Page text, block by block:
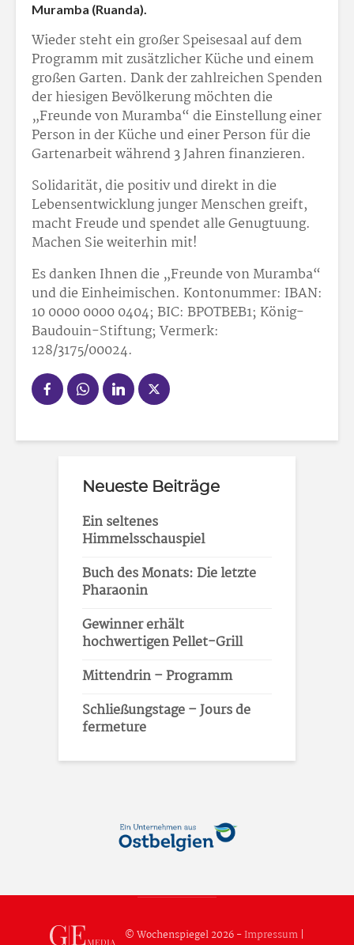
Muramba (Ruanda).
Wieder steht ein großer Speisesaal auf dem
Programm mit zusätzlicher Küche und einem
großen Garten. Dank der zahlreichen Spenden
der hiesigen Bevölkerung möchten die
„Freunde von Muramba“ die Einstellung einer
Person in der Küche und einer Person für die
Gartenarbeit während 3 Jahren finanzieren.
Solidarität, die positiv und direkt in die
Lebensentwicklung junger Menschen greift,
macht Freude und spendet alle Genugtuung.
Machen Sie weiterhin mit!
Es danken Ihnen die „Freunde von Muramba“
und die Einheimischen. Kontonummer: IBAN:
10 0000 0000 0404; BIC: BPOTBEB1; König-
Baudouin-Stiftung; Vermerk:
128/3175/00024.
Neueste Beiträge
Ein seltenes
Himmelsschauspiel
Buch des Monats: Die letzte
Pharaonin
Gewinner erhält
hochwertigen Pellet-Grill
Mittendrin – Programm
Schließungstage – Jours de
fermeture
© Wochenspiegel 2026 -Impressum|